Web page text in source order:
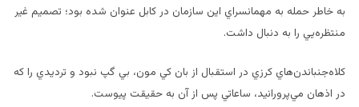
به خاطر حمله به مهمانسراي اين سازمان در كابل عنوان شده بود؛ تصميم غير
منتظره‌يي را به دنبال داشت.
كلاه‌جنباندن‌هاي كرزي در استقبال از بان كي مون، بي گپ نبود و ترديد‌ي را كه
در اذهان مي‌پرورانيد، ساعاتي پس از آن به حقيقت پيوست.